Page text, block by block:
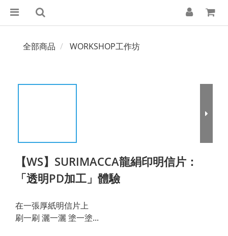
全部商品 WORKSHOP工作坊
【WS】SURIMACCA龍絹印明信片：
「透明PD加工」體驗
在一張厚紙明信片上
刷一刷 灑一灑 塗一塗...